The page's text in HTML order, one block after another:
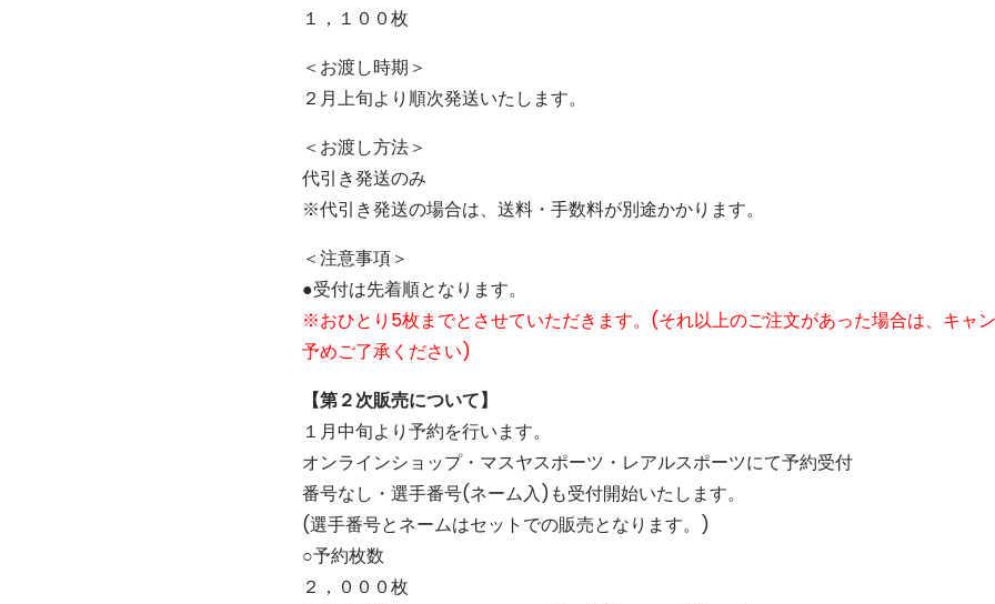
１，１００枚
＜お渡し時期＞
２月上旬より順次発送いたします。
＜お渡し方法＞
代引き発送のみ
※代引き発送の場合は、送料・手数料が別途かかります。
＜注意事項＞
●受付は先着順となります。
※おひとり5枚までとさせていただきます。(それ以上のご注文があった場合は、キャン
予めご了承ください)
【第２次販売について】
１月中旬より予約を行います。
オンラインショップ・マスヤスポーツ・レアルスポーツにて予約受付
番号なし・選手番号(ネーム入)も受付開始いたします。
(選手番号とネームはセットでの販売となります。)
○予約枚数
２，０００枚